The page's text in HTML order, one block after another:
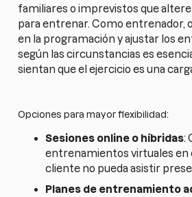
familiares o imprevistos que
para entrenar. Como entrenador,
en la programación y ajustar los
según las circunstancias es
sientan que el ejercicio es una
Opciones para mayor flexibilidad:
Sesiones online o híbridas:
entrenamientos virtuales en
cliente no pueda asistir
Planes de entrenamiento